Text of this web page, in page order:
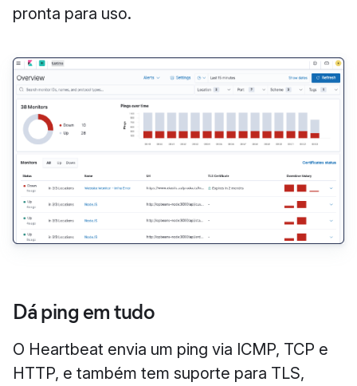
pronta para uso.
Dá ping em tudo
O Heartbeat envia um ping via ICMP, TCP e
HTTP, e também tem suporte para TLS,